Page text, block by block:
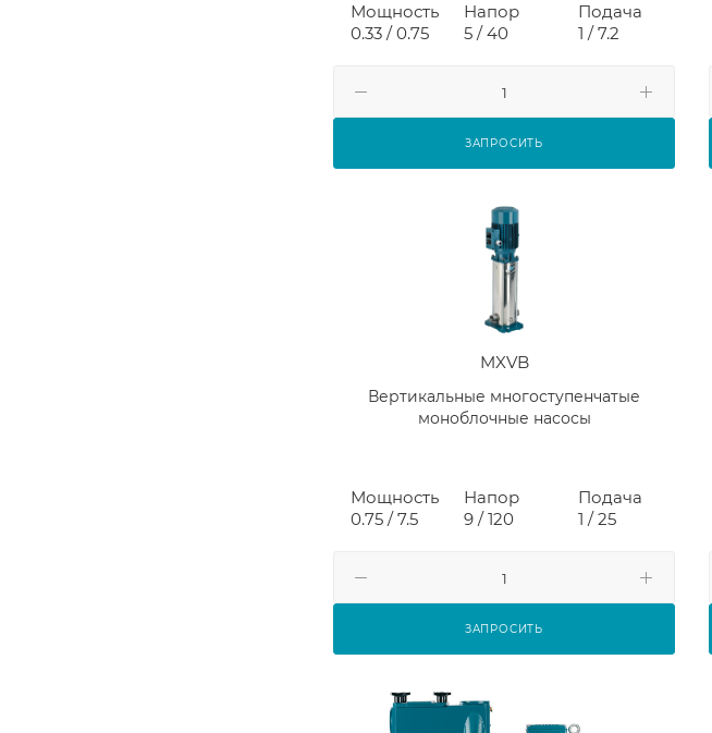
Мощность
0.33 / 0.75
Напор
5 / 40
Подача
1 / 7.2
ЗАПРОСИТЬ
MXVB
Вертикальные многоступенчатые
моноблочные насосы
Мощность
0.75 / 7.5
Напор
9 / 120
Подача
1 / 25
ЗАПРОСИТЬ